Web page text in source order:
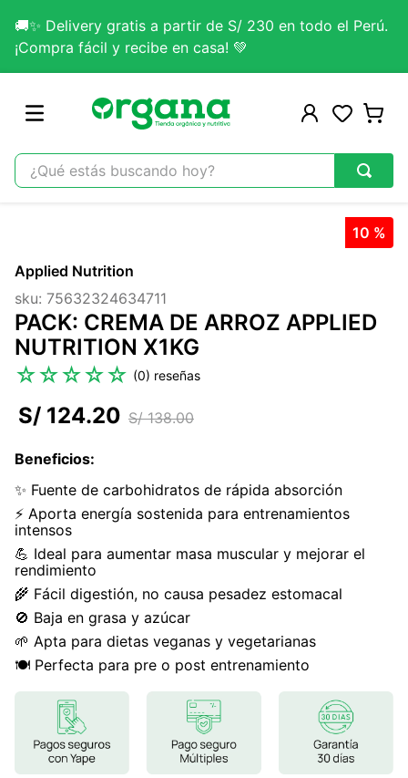
🚚✨ Delivery gratis a partir de S/ 230 en todo el Perú.
¡Compra fácil y recibe en casa! 💚
¿Qué estás buscando hoy?
2.
citrato magnesio
3.
colageno
4 .
kefir
5 .
glicinato magnesio
8.
stevia
9 .
ashwagandha
10. clorofila
10 %
Applied Nutrition
sku: 75632324634711
PACK: CREMA DE ARROZ APPLIED
NUTRITION X1KG
☆☆☆☆☆ (0)
S/ 138.00
S/ 124.20
Beneficios:
✨ Fuente de carbohidratos de rápida absorción
⚡ Aporta energía sostenida para entrenamientos
intensos
💪 Ideal para aumentar masa muscular y mejorar el
rendimiento
🌾 Fácil digestión, no causa pesadez estomacal
🚫 Baja en grasa y azúcar
🌱 Apta para dietas veganas y vegetarianas
🍽️ Perfecta para pre o post entrenamiento